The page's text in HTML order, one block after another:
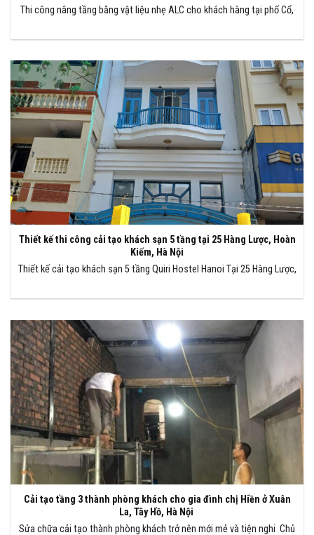
Thi công nâng tầng bằng vật liệu nhẹ ALC cho khách hàng tại phố Cổ,
Thiết kế thi công cải tạo khách sạn 5 tầng tại 25 Hàng Lược, Hoàn
Kiếm, Hà Nội
Thiết kế cải tạo khách sạn 5 tầng Quiri Hostel Hanoi Tại 25 Hàng Lược,
Cải tạo tầng 3 thành phòng khách cho gia đình chị Hiền ở Xuân
La, Tây Hồ, Hà Nội
Sửa chữa cải tạo thành phòng khách trở nên mới mẻ và tiện nghi Chủ